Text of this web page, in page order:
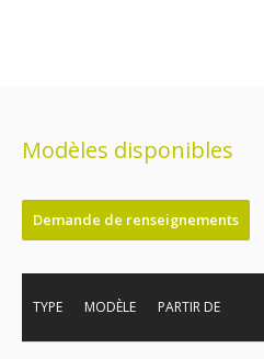
Modèles disponibles
Demande de renseignements
TYPE MODÈLE PARTIR DE